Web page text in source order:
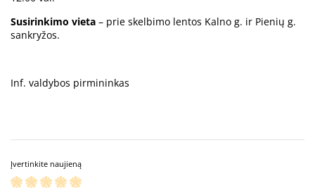
Susirinkimo vieta – prie skelbimo lentos Kalno g. ir Pienių g.
sankryžos.
Inf. valdybos pirmininkas
Įvertinkite naujieną